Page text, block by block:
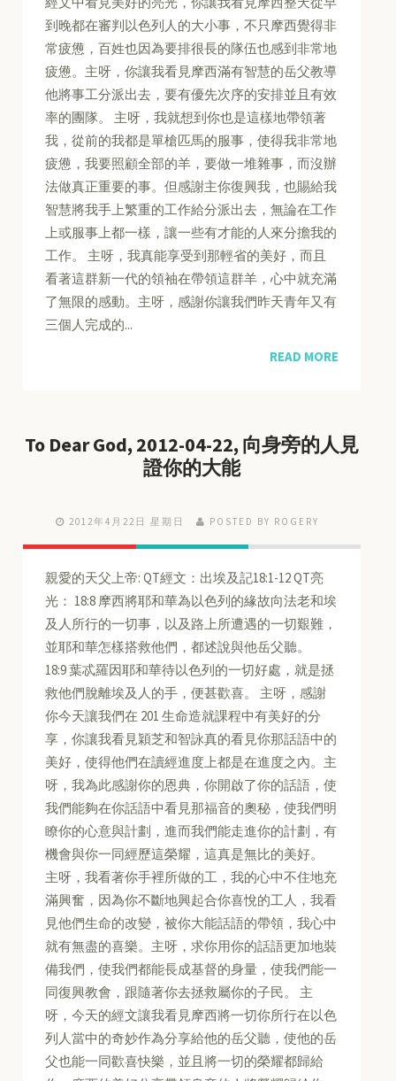
到晚都在審判以色列人的大小事，不只摩西覺得非
常疲憊，百姓也因為要排很長的隊伍也感到非常地
疲憊。主呀，你讓我看見摩西滿有智慧的岳父教導
他將事工分派出去，要有優先次序的安排並且有效
率的團隊。 主呀，我就想到你也是這樣地帶領著
我，從前的我都是單槍匹馬的服事，使得我非常地
疲憊，我要照顧全部的羊，要做一堆雜事，而沒辦
法做真正重要的事。但感謝主你復興我，也賜給我
智慧將我手上繁重的工作給分派出去，無論在工作
上或服事上都一樣，讓一些有才能的人來分擔我的
工作。 主呀，我真能享受到那輕省的美好，而且
看著這群新一代的領袖在帶領這群羊，心中就充滿
了無限的感動。主呀，感謝你讓我們昨天青年又有
三個人完成的...
READ MORE
To Dear God, 2012-04-22, 向身旁的人見
證你的大能
2012年4月22日 星期日 POSTED BY ROGERY
親愛的天父上帝: QT經文：出埃及記18:1-12 QT亮
光： 18:8 摩西將耶和華為以色列的緣故向法老和埃
及人所行的一切事，以及路上所遭遇的一切艱難，
並耶和華怎樣搭救他們，都述說與他岳父聽。
18:9 葉忒羅因耶和華待以色列的一切好處，就是拯
救他們脫離埃及人的手，便甚歡喜。 主呀，感謝
你今天讓我們在 201 生命造就課程中有美好的分
享，你讓我看見穎芝和智詠真的看見你那話語中的
美好，使得他們在讀經進度上都是在進度之內。主
呀，我為此感謝你的恩典，你開啟了你的話語，使
我們能夠在你話語中看見那福音的奧秘，使我們明
瞭你的心意與計劃，進而我們能走進你的計劃，有
機會與你一同經歷這榮耀，這真是無比的美好。
主呀，我看著你手裡所做的工，我的心中不住地充
滿興奮，因為你不斷地興起合你喜悅的工人，我看
見他們生命的改變，被你大能話語的帶領，我心中
就有無盡的喜樂。主呀，求你用你的話語更加地裝
備我們，使我們都能長成基督的身量，使我們能一
同復興教會，跟隨著你去拯救屬你的子民。 主
呀，今天的經文讓我看見摩西將一切你所行在以色
列人當中的奇妙作為分享給他的岳父聽，使他的岳
父也能一同歡喜快樂，並且將一切的榮耀都歸給